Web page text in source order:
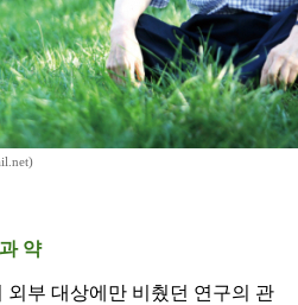
약
외부 대상에만 비췄던 연구의 관